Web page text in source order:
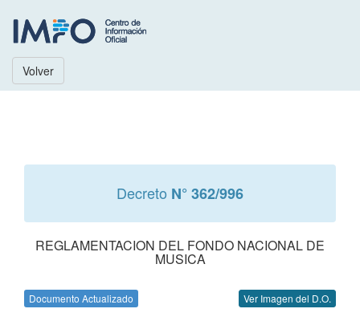
Volver
Decreto N° 362/996
REGLAMENTACION DEL FONDO NACIONAL DE
MUSICA
Documento Actualizado Ver Imagen del D.O.